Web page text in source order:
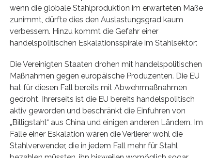
wenn die globale Stahlproduktion im erwarteten Maße
zunimmt, dürfte dies den Auslastungsgrad kaum
verbessern. Hinzu kommt die Gefahr einer
handelspolitischen Eskalationsspirale im Stahlsektor:
Die Vereinigten Staaten drohen mit handelspolitischen
Maßnahmen gegen europäische Produzenten. Die EU
hat für diesen Fall bereits mit Abwehrmaßnahmen
gedroht. Ihrerseits ist die EU bereits handelspolitisch
aktiv geworden und beschränkt die Einfuhren von
„Billigstahl“ aus China und einigen anderen Ländern. Im
Falle einer Eskalation wären die Verlierer wohl die
Stahlverwender, die in jedem Fall mehr für Stahl